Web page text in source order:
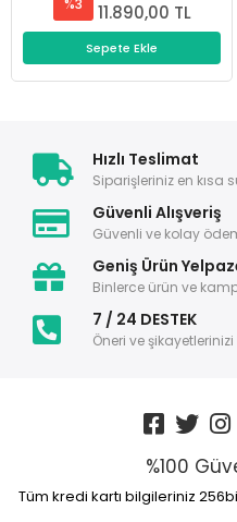
%3 11.890,00 TL
Sepete Ekle
Hızlı Teslimat
Siparişleriniz en kısa
Güvenli Alışveriş
Güvenli ve kolay
Geniş Ürün
Binlerce ürün ve
7 / 24 DESTEK
Öneri ve
%100
Tüm kredi kartı bilgileriniz